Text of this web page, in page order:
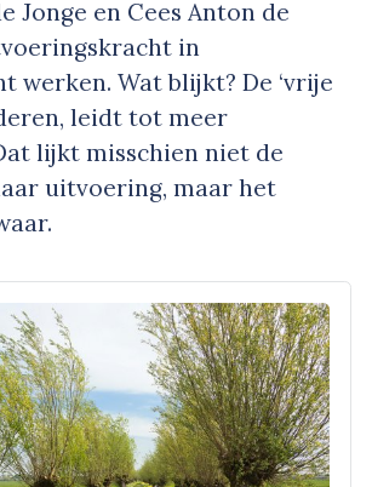
Jonge en Cees Anton de
in
werken. Wat blijkt? De ‘vrije
leidt tot meer
lijkt misschien niet de
uitvoering, maar het